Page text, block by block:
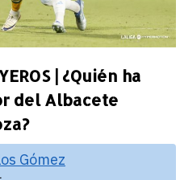
| ¿Quién ha
del Albacete
Gómez